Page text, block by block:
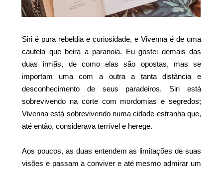
Siri é pura rebeldia e curiosidade, e Vivenna é de uma
cautela que beira a paranoia. Eu gostei demais das
duas irmãs, de como elas são opostas, mas se
importam uma com a outra a tanta distância e
desconhecimento de seus paradeiros. Siri está
sobrevivendo na corte com mordomias e segredos;
Vivenna está sobrevivendo numa cidade estranha que,
até então, considerava terrível e herege.
Aos poucos, as duas entendem as limitações de suas
visões e passam a conviver e até mesmo admirar um